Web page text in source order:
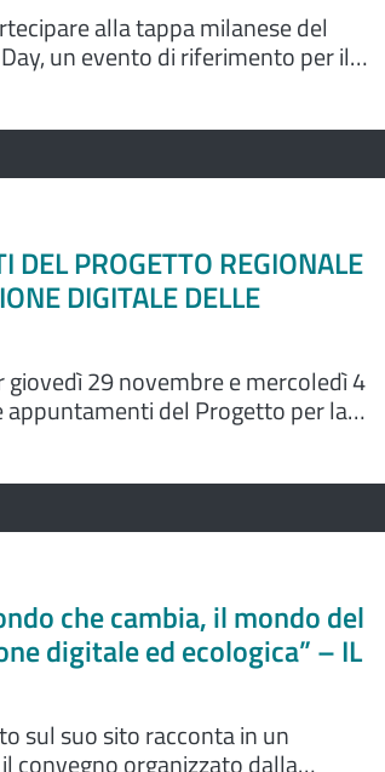
alla tappa milanese del
un evento di riferimento per il
Lo racconta il Gruppo
sui social.
DEL PROGETTO REGIONALE
DIGITALE DELLE
29 novembre e mercoledì 4
del Progetto per la
cooperative, promosso da
Romagna in collaborazione con
che cambia, il mondo del
digitale ed ecologica” – IL
sul suo sito racconta in un
convegno organizzato dalla